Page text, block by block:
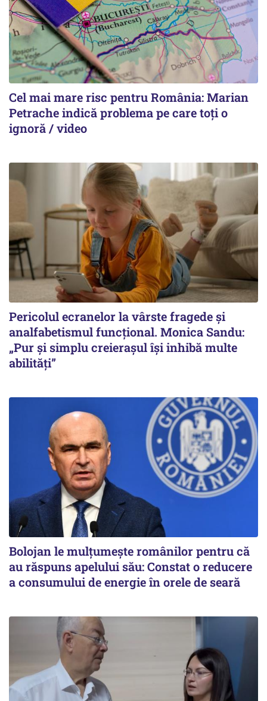
Cel mai mare risc pentru România: Marian
Petrache indică problema pe care toți o
ignoră / video
Pericolul ecranelor la vârste fragede și
analfabetismul funcțional. Monica Sandu:
„Pur și simplu creierașul își inhibă multe
abilități”
Bolojan le mulțumește românilor pentru că
au răspuns apelului său: Constat o reducere
a consumului de energie în orele de seară